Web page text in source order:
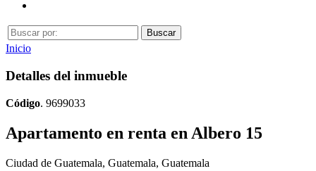
Inicio
Detalles del inmueble
Código. 9699033
Apartamento en renta en Albero 15
Ciudad de Guatemala, Guatemala, Guatemala